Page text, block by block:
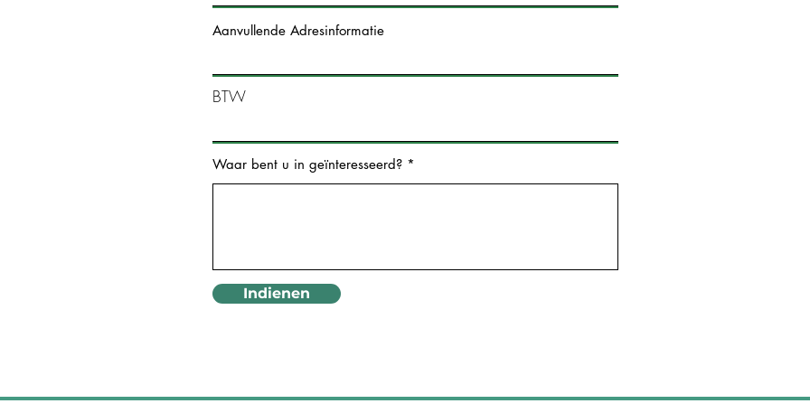
Aanvullende Adresinformatie
BTW
Waar bent u in geïnteresseerd?
Indienen